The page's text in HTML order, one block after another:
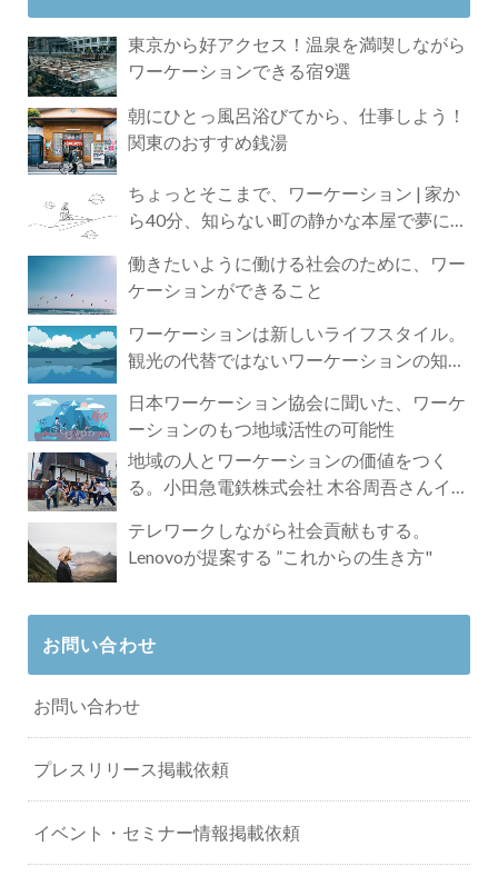
東京から好アクセス！温泉を満喫しながら
ワーケーションできる宿9選
朝にひとっ風呂浴びてから、仕事しよう！
関東のおすすめ銭湯
ちょっとそこまで、ワーケーション | 家か
ら40分、知らない町の静かな本屋で夢に近
働きたいように働ける社会のために、ワー
ケーションができること
ワーケーションは新しいライフスタイル。
観光の代替ではないワーケーションの知ら
日本ワーケーション協会に聞いた、ワーケ
ーションのもつ地域活性の可能性
地域の人とワーケーションの価値をつく
る。小田急電鉄株式会社 木谷周吾さんイン
テレワークしながら社会貢献もする。
Lenovoが提案する ”これからの生き方"
お問い合わせ
お問い合わせ
プレスリリース掲載依頼
イベント・セミナー情報掲載依頼